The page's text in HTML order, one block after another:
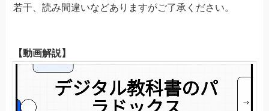
若干、読み間違いなどありますがご了承ください。
【動画解説】